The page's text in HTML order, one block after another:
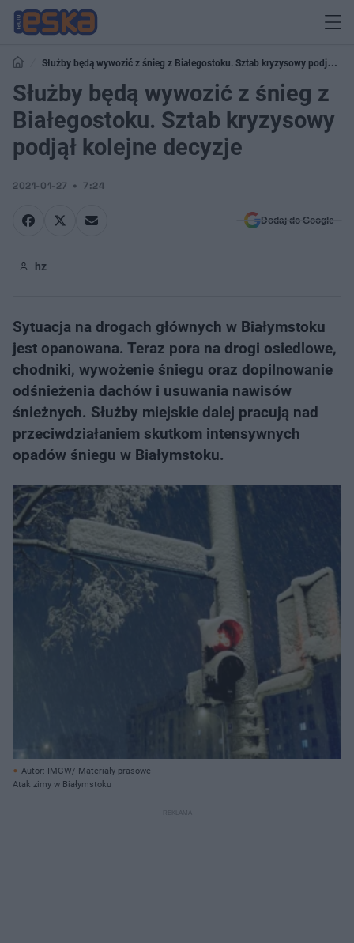
Służby będą wywozić z śnieg z Białegostoku. Sztab kryzysowy podjął
kolejne decyzje
Służby będą wywozić z śnieg z
Białegostoku. Sztab kryzysowy
podjął kolejne decyzje
2021-01-27 7:24
Dodaj do Google
hz
Sytuacja na drogach głównych w Białymstoku
jest opanowana. Teraz pora na drogi osiedlowe,
chodniki, wywożenie śniegu oraz dopilnowanie
odśnieżenia dachów i usuwania nawisów
śnieżnych. Służby miejskie dalej pracują nad
przeciwdziałaniem skutkom intensywnych
opadów śniegu w Białymstoku.
Autor: IMGW/ Materiały prasowe
Atak zimy w Białymstoku